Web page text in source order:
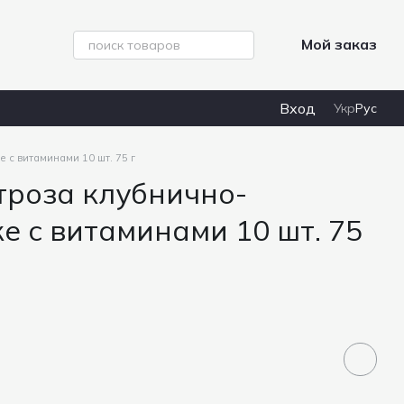
Мой заказ
Вход УкрРус
с витаминами 10 шт. 75 г
клубнично-
с витаминами 10 шт. 75